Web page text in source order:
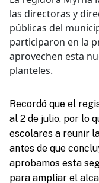
las directoras y
públicas del
participaron en la
aprovechen esta
planteles.
Recordó que el
al 2 de julio, por lo
escolares a reunir
antes de que
aprobamos esta
para ampliar el